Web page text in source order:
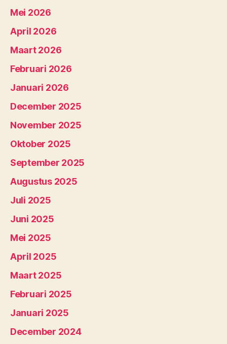
Mei 2026
April 2026
Maart 2026
Februari 2026
Januari 2026
December 2025
November 2025
Oktober 2025
September 2025
Augustus 2025
Juli 2025
Juni 2025
Mei 2025
April 2025
Maart 2025
Februari 2025
Januari 2025
December 2024